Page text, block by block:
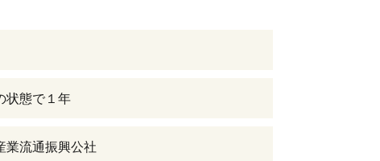
状態で１年
業流通振興公社